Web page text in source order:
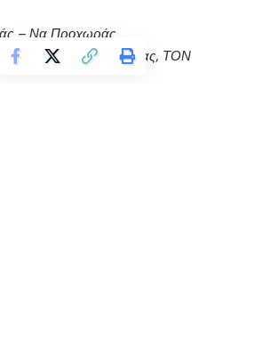
– Να Προχωράς
πραγματικής ελευθερίας, ΤΟΝ